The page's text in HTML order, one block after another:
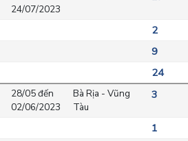
24/07/2023
2
9
24
28/05 đến
02/06/2023
Bà Rịa - Vũng
Tàu
3
1